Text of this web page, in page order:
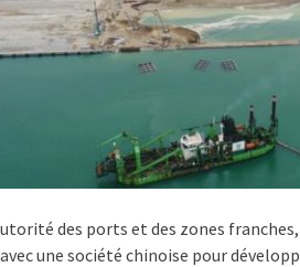
des ports et des zones
une société chinoise pour